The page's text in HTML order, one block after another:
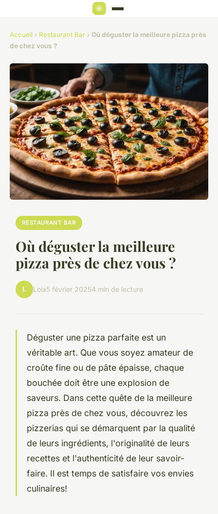
Accueil › Restaurant Bar › Où déguster la meilleure pizza près
de chez vous ?
RESTAURANT BAR
Où déguster la meilleure
pizza près de chez vous ?
L Lola5 février 20254 min de lecture
Déguster une pizza parfaite est un
véritable art. Que vous soyez amateur de
croûte fine ou de pâte épaisse, chaque
bouchée doit être une explosion de
saveurs. Dans cette quête de la meilleure
pizza près de chez vous, découvrez les
pizzerias qui se démarquent par la qualité
de leurs ingrédients, l'originalité de leurs
recettes et l'authenticité de leur savoir-
faire. Il est temps de satisfaire vos envies
culinaires!